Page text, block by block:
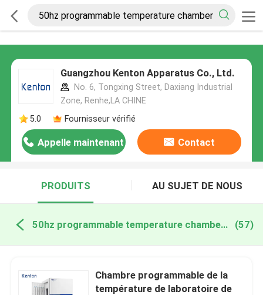
Guangzhou Kenton Apparatus Co., Ltd.
No. 6, Tongxing Street, Daxiang Industrial
Zone, Renhe,LA CHINE
5.0
Fournisseur vérifié
Appelle maintenant Contact
PRODUITS AU SUJET DE NOUS
50hz programmable temperature chamber fabrication en ligne (57)
Chambre programmable de la
température de laboratoire de